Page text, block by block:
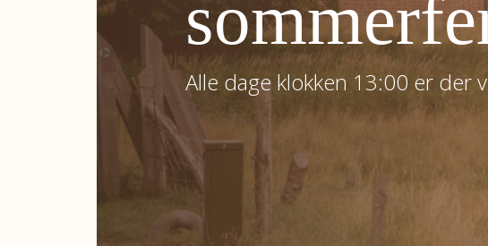
Alle søndage snurrer
KOM MED